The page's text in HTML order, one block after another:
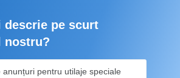
descrie pe scurt
nostru?
anunțuri pentru utilaje speciale